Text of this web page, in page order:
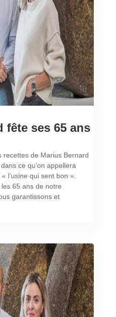
fête ses 65 ans
recettes de Marius Bernard
ce qu’on appellera
l’usine qui sent bon ».
65 ans de notre
garantissons et